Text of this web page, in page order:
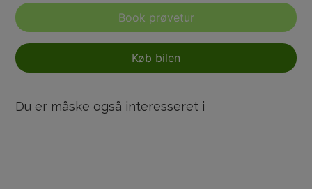
Book prøvetur
Køb bilen
Du er måske også interesseret i